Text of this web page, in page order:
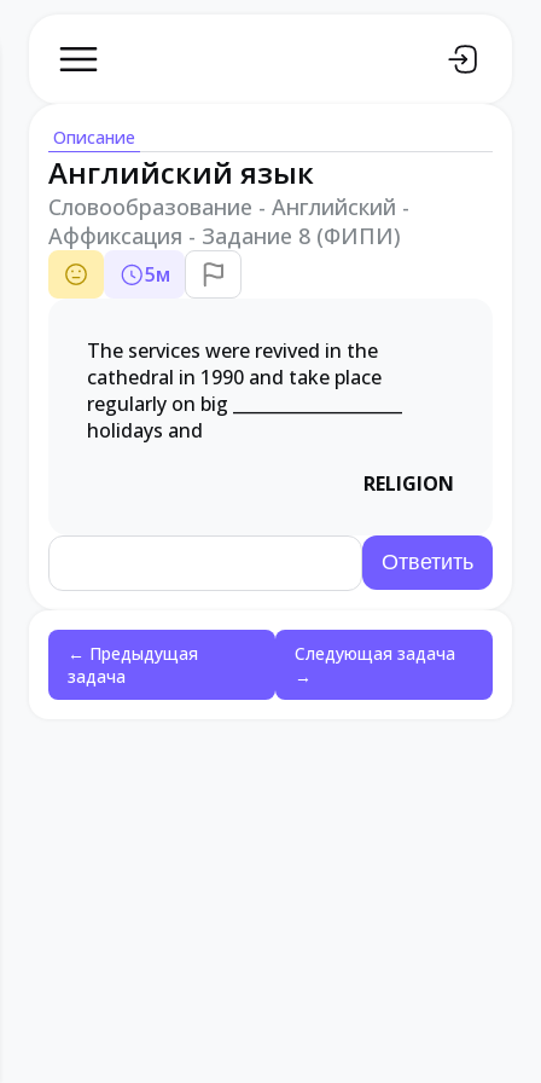
Описание
Английский язык
Словообразование - Английский -
Аффиксация - Задание 8 (ФИПИ)
5м
The services were revived in the
cathedral in 1990 and take place
regularly on big
holidays and
RELIGION
← Предыдущая
задача
Следующая задача
→